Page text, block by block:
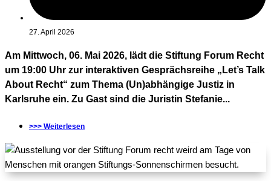
27. April 2026
Am Mittwoch, 06. Mai 2026, lädt die Stiftung Forum Recht
um 19:00 Uhr zur interaktiven Gesprächsreihe „Let’s Talk
About Recht“ zum Thema (Un)abhängige Justiz in
Karlsruhe ein. Zu Gast sind die Juristin Stefanie...
>>> Weiterlesen